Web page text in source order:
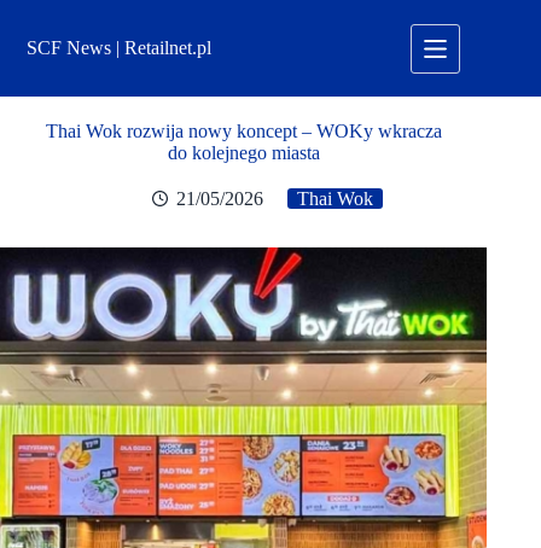
treściSCF News | Retailnet.pl
Thai Wok rozwija nowy koncept – WOKy wkracza
do kolejnego miasta
21/05/2026 Thai Wok